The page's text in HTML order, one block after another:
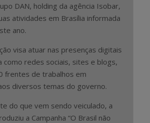
DAN, holding da agência Isobar,
atividades em Brasília informada
ano.
visa atuar nas presenças digitais
como redes sociais, sites e blogs,
frentes de trabalhos em
diversos temas do governo.
do que vem sendo veiculado, a
a Campanha “O Brasil não